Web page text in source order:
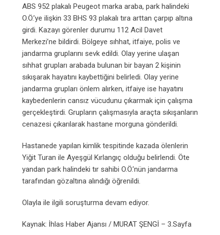
ABS 952 plakalı Peugeot marka araba, park halindeki
O.Ö.’ye ilişkin 33 BHS 93 plakalı tıra arttan çarpıp altına
girdi. Kazayı görenler durumu 112 Acil Davet
Merkezi’ne bildirdi. Bölgeye sıhhat, itfaiye, polis ve
jandarma gruplarını sevk edildi. Olay yerine ulaşan
sıhhat grupları arabada bulunan bir bayan 2 kişinin
sıkışarak hayatını kaybettiğini belirledi. Olay yerine
jandarma grupları önlem alırken, itfaiye ise hayatını
kaybedenlerin cansız vücudunu çıkarmak için çalışma
gerçekleştirdi. Grupların çalışmasıyla araçta sıkışanların
cenazesi çıkarılarak hastane morguna gönderildi.
Hastanede yapılan kimlik tespitinde kazada ölenlerin
Yiğit Turan ile Ayeşgül Kırlangıç olduğu belirlendi. Öte
yandan park halindeki tır sahibi O.Ö.’nün jandarma
tarafından gözaltına alındığı öğrenildi.
Olayla ile ilgili soruşturma devam ediyor.
Kaynak: İhlas Haber Ajansı / MURAT ŞENGİ – 3.Sayfa